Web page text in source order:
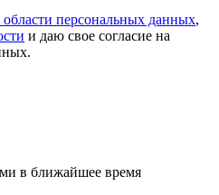
персональных данных,
и даю свое согласие на
в ближайшее время